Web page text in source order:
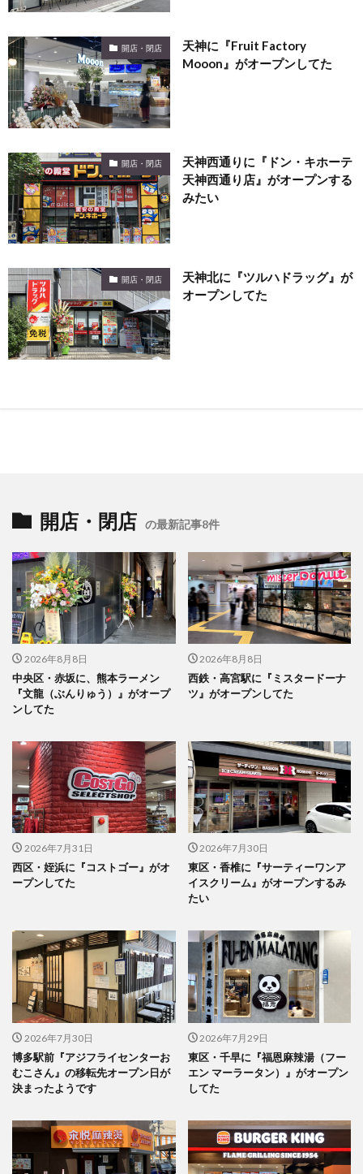
開店・閉店
天神に『Fruit Factory
Mooon』がオープンしてた
開店・閉店
天神西通りに『ドン・キホーテ
天神西通り店』がオープンする
みたい
開店・閉店
天神北に『ツルハドラッグ』が
オープンしてた
開店・閉店 の最新記事8件
2026年8月8日
中央区・赤坂に、熊本ラーメン
『文龍（ぶんりゅう）』がオープ
ンしてた
2026年8月8日
西鉄・高宮駅に『ミスタードーナ
ツ』がオープンしてた
2026年7月31日
西区・姪浜に『コストゴー』がオ
ープンしてた
2026年7月30日
東区・香椎に『サーティーワンア
イスクリーム』がオープンするみ
たい
2026年7月30日
博多駅前『アジフライセンターお
むこさん』の移転先オープン日が
決まったようです
2026年7月29日
東区・千早に『福恩麻辣湯（フー
エン マーラータン）』がオープン
してた